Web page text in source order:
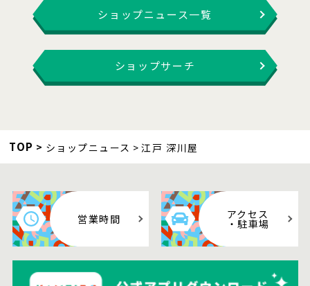
ショップニュース一覧
ショップサーチ
TOP ショップニュース 江戸 深川屋
営業時間 アクセス
・駐車場